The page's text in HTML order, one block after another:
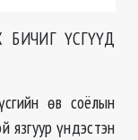
ҮСГҮҮД
өв соёлын
язгуур үндэстэн